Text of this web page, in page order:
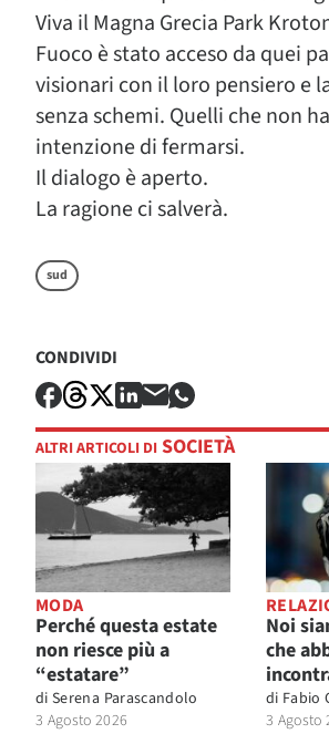
Viva il Magna Grecia Park
Fuoco è stato acceso da quei
visionari con il loro pensiero e
senza schemi. Quelli che non
intenzione di fermarsi.
Il dialogo è aperto.
La ragione ci salverà.
sud
CONDIVIDI
ALTRI ARTICOLI DI SOCIETÀ
MODA
Perché questa estate
non riesce più a
“estatare”
di Serena Parascandolo
3 Agosto 2026
Noi
che
di Fabio
3 Agosto